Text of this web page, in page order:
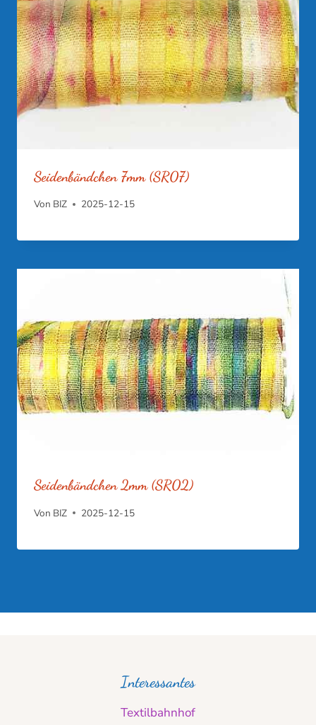
Seidenbändchen 7mm (SR07)
Von BIZ 2025-12-15
Seidenbändchen 2mm (SR02)
Von BIZ 2025-12-15
Interessantes
Textilbahnhof